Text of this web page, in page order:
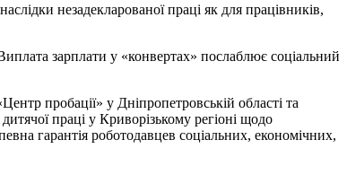
незадекларованої праці як для працівників,
зарплати у «конвертах» послаблює соціальний
пробації» у Дніпропетровській області та
праці у Криворізькому регіоні щодо
гарантія роботодавцев соціальних, економічних,